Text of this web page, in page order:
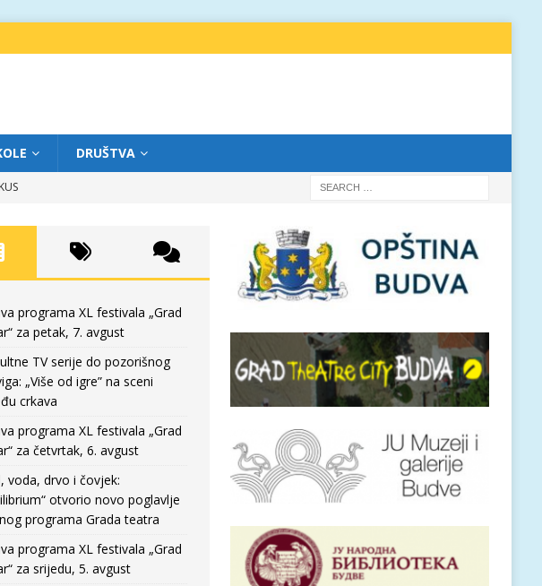
DRUŠTVA
teatra
FOKUS
programa XL festivala „Grad
za petak, 7. avgust
TV serije do pozorišnog
„Više od igre” na sceni
crkava
programa XL festivala „Grad
za četvrtak, 6. avgust
voda, drvo i čovjek:
otvorio novo poglavlje
programa Grada teatra
programa XL festivala „Grad
za srijedu, 5. avgust